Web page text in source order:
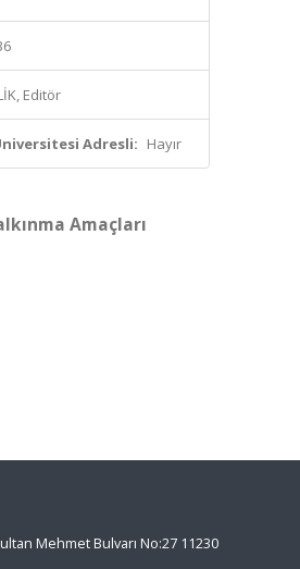
Editör
Adresli: Hayır
Amaçları
Mehmet Bulvarı No:27 11230